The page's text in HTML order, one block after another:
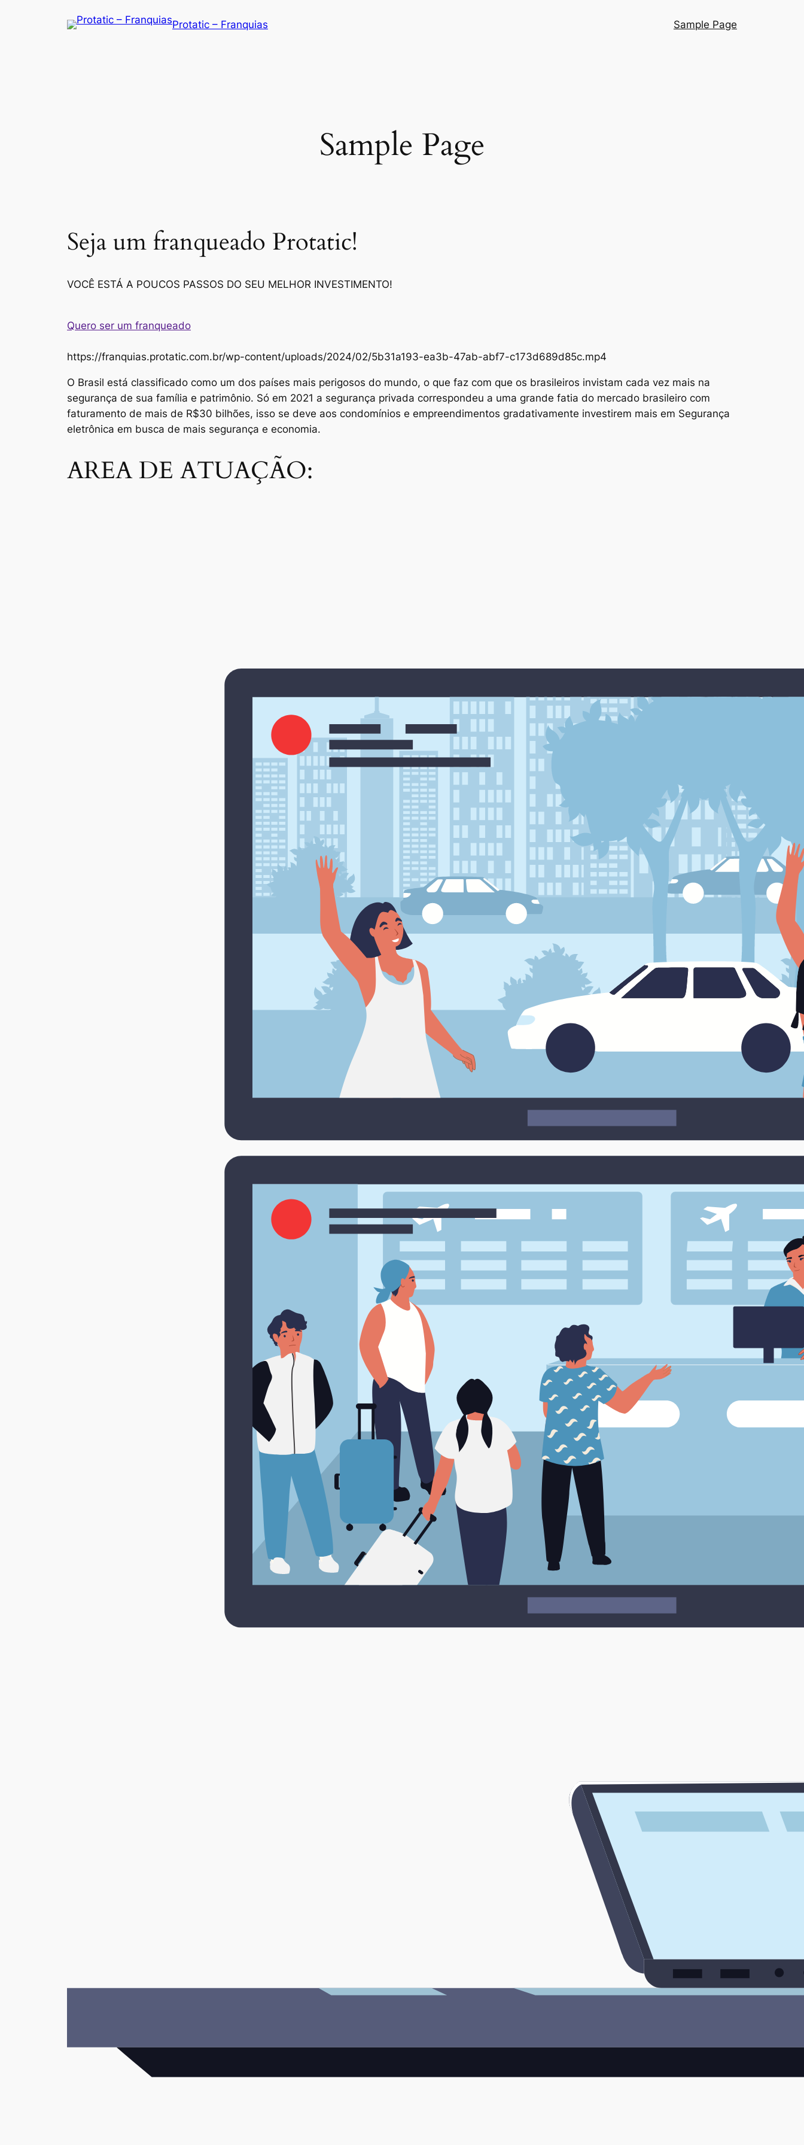
Protatic – Franquias Sample Page
Sample Page
Seja um franqueado Protatic!
VOCÊ ESTÁ A POUCOS PASSOS DO SEU MELHOR INVESTIMENTO!
Quero ser um franqueado
https://franquias.protatic.com.br/wp-content/uploads/2024/02/5b31a193-ea3b-47ab-abf7-c173d689d85c.mp4
O Brasil está classificado como um dos países mais perigosos do mundo, o que faz com que os brasileiros invistam cada vez mais na
segurança de sua família e patrimônio. Só em 2021 a segurança privada correspondeu a uma grande fatia do mercado brasileiro com
faturamento de mais de R$30 bilhões, isso se deve aos condomínios e empreendimentos gradativamente investirem mais em Segurança
eletrônica em busca de mais segurança e economia.
AREA DE ATUAÇÃO: